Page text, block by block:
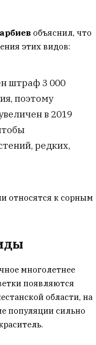
объяснил, что
этих видов:
штраф 3 000
поэтому
в 2019
редких,
относятся к сорным
многолетнее
появляются
области, на
популяции сильно